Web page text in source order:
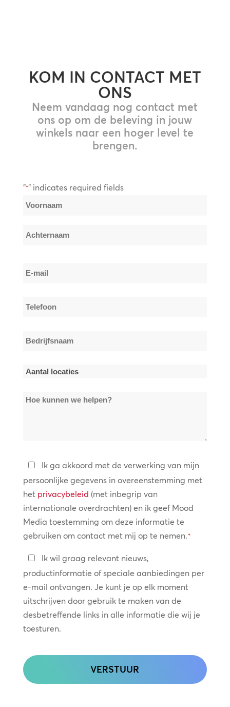
KOM IN CONTACT MET
ONS
Neem vandaag nog contact met
ons op om de beleving in jouw
winkels naar een hoger level te
brengen.
"*" indicates required fields
Naam
Voornaam
E-
Telefoon
Bedrijfsnaam
Aantal
*Hoe
Privacybeleid
*
Ik ga akkoord met de verwerking van mijn
persoonlijke gegevens in overeenstemming met
het privacybeleid (met inbegrip van
internationale overdrachten) en ik geef Mood
Media toestemming om deze informatie te
gebruiken om contact met mij op te nemen.*
Blijf
in
contact
Ik wil graag relevant nieuws,
productinformatie of speciale aanbiedingen per
e-mail ontvangen. Je kunt je op elk moment
uitschrijven door gebruik te maken van de
desbetreffende links in alle informatie die wij je
toesturen.